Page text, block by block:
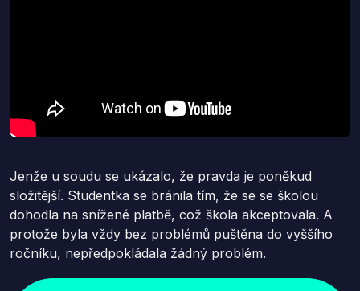
Jenže u soudu se ukázalo, že pravda je poněkud
složitější. Studentka se bránila tím, že se se školou
dohodla na snížené platbě, což škola akceptovala. A
protože byla vždy bez problémů puštěna do vyššího
ročníku, nepředpokládala žádný problém.